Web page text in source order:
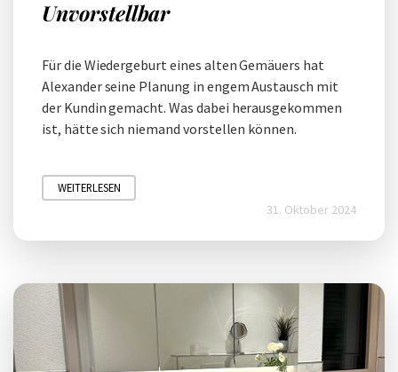
Unvorstellbar
Für die Wiedergeburt eines alten Gemäuers hat
Alexander seine Planung in engem Austausch mit
der Kundin gemacht. Was dabei herausgekommen
ist, hätte sich niemand vorstellen können.
WEITERLESEN
31. Oktober 2024